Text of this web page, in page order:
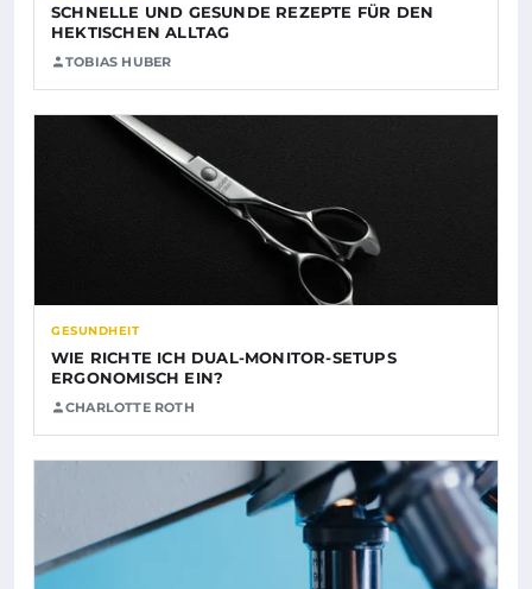
SCHNELLE UND GESUNDE REZEPTE FÜR DEN
HEKTISCHEN ALLTAG
TOBIAS HUBER
GESUNDHEIT
WIE RICHTE ICH DUAL-MONITOR-SETUPS
ERGONOMISCH EIN?
CHARLOTTE ROTH